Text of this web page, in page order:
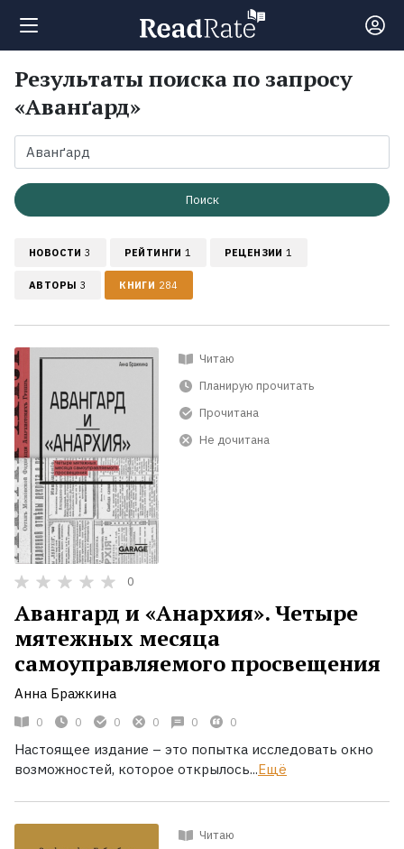
Поиск
Новости
Рейтинги
Книги
Коллекции
Результаты поиска по запросу
«Аванґард»
Поиск
НОВОСТИ 3 РЕЙТИНГИ 1 РЕЦЕНЗИИ 1
АВТОРЫ 3 КНИГИ 284
Читаю
Планирую прочитать
Прочитана
Не дочитана
0
Авангард и «Анархия». Четыре
мятежных месяца
самоуправляемого просвещения
Анна Бражкина
0 0 0 0 0 0
Настоящее издание – это попытка исследовать окно
возможностей, которое открылось...Ещё
Читаю